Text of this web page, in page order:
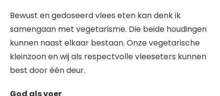
Bewust en gedoseerd vlees eten kan denk ik
samengaan met vegetarisme. Die beide houdingen
kunnen naast elkaar bestaan. Onze vegetarische
kleinzoon en wij als respectvolle vleeseters kunnen
best door één deur.